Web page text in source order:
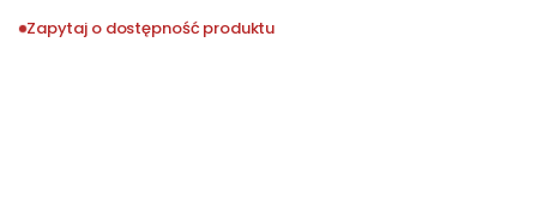
Zapytaj o dostępność produktu